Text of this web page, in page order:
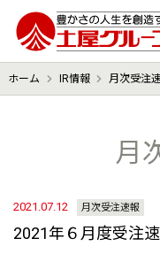
ホーム IR情報 月次受注
月
2021.07.12 月次受注速報
2021年６月度受注